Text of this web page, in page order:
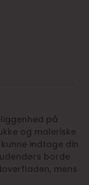
på
og maleriske
indtage din
borde
mens